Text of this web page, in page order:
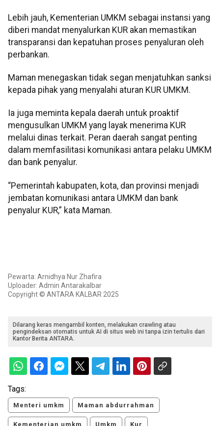
Lebih jauh, Kementerian UMKM sebagai instansi yang
diberi mandat menyalurkan KUR akan memastikan
transparansi dan kepatuhan proses penyaluran oleh
perbankan.
Maman menegaskan tidak segan menjatuhkan sanksi
kepada pihak yang menyalahi aturan KUR UMKM.
Ia juga meminta kepala daerah untuk proaktif
mengusulkan UMKM yang layak menerima KUR
melalui dinas terkait. Peran daerah sangat penting
dalam memfasilitasi komunikasi antara pelaku UMKM
dan bank penyalur.
“Pemerintah kabupaten, kota, dan provinsi menjadi
jembatan komunikasi antara UMKM dan bank
penyalur KUR,” kata Maman.
Pewarta: Arnidhya Nur Zhafira
Uploader: Admin Antarakalbar
Copyright © ANTARA KALBAR 2025
Dilarang keras mengambil konten, melakukan crawling atau
pengindeksan otomatis untuk AI di situs web ini tanpa izin tertulis dari
Kantor Berita ANTARA.
Tags:
Menteri umkm Maman abdurrahman
Kementerian umkm Umkm Kur